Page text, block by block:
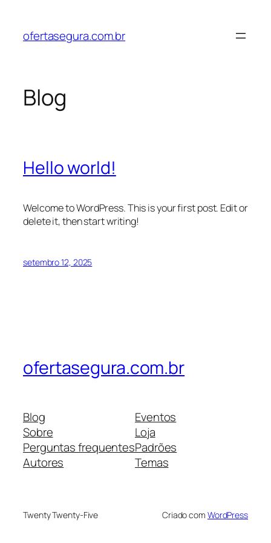
ofertasegura.com.br
Blog
Hello world!
Welcome to WordPress. This is your first post. Edit or
delete it, then start writing!
setembro 12, 2025
ofertasegura.com.br
Blog
Sobre
Perguntas frequentes
Autores
Eventos
Loja
Padrões
Temas
Twenty Twenty-Five Criado com WordPress